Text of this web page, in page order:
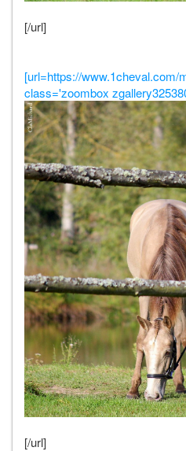
[/url]
[url=https://www.1cheval.com/
class='zoombox
[/url]